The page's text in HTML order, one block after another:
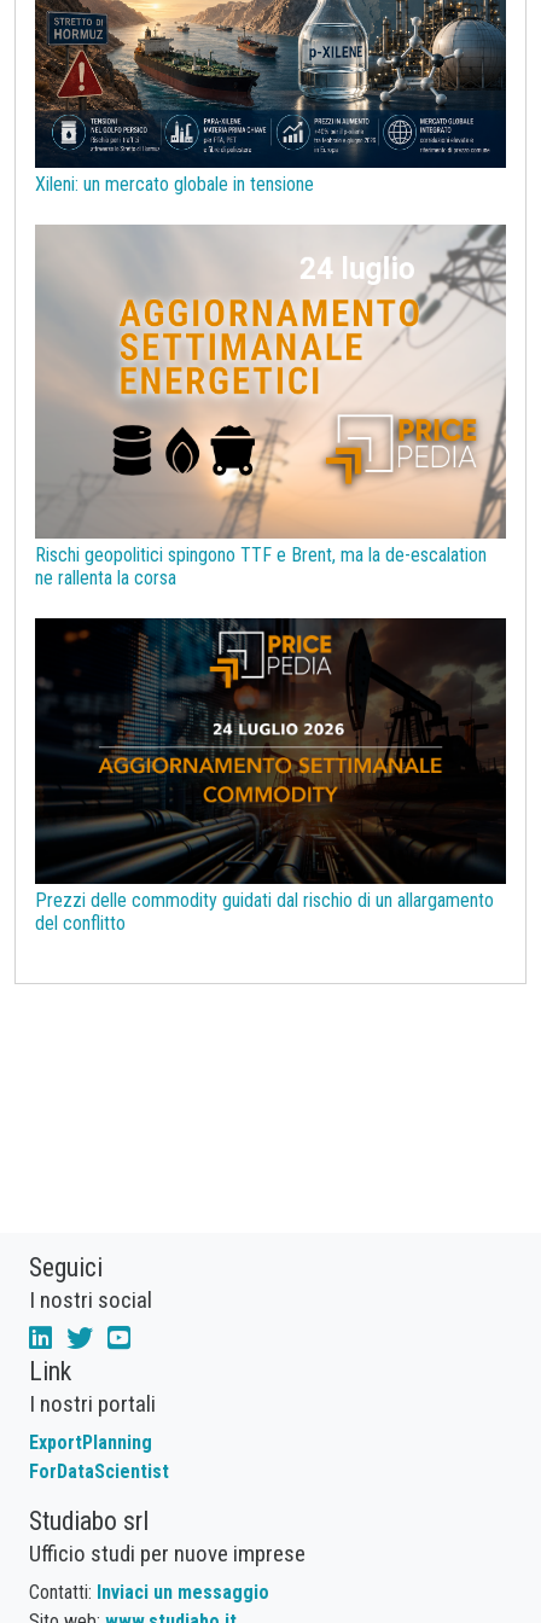
Procurement Prodotti congiunti
Prodotti di base per costruzioni Rame
Sanzioni UE alla Russia Semiconduttori Should Cost
Silicio Stagno Strumenti Superciclo
Tassi di Cambio Tecnopolimeri Tensioattivi
Termoplastiche di base
Zinco
covid19lab melamina
Xileni: un mercato globale in tensione
Rischi geopolitici spingono TTF e Brent, ma la de-escalation
ne rallenta la corsa
Prezzi delle commodity guidati dal rischio di un allargamento
del conflitto
Seguici
I nostri social
Link
I nostri portali
ExportPlanning
ForDataScientist
Studiabo srl
Ufficio studi per nuove imprese
Contatti: Inviaci un messaggio